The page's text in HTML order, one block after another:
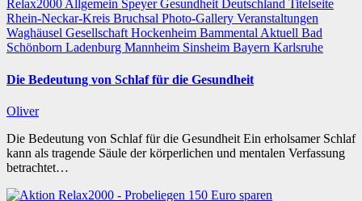
Relax2000 Allgemein SpeyerGesundheit Deutschland Titelseite
Rhein-Neckar-Kreis Bruchsal Photo-Gallery Veranstaltungen
Waghäusel Gesellschaft Hockenheim Bammental Aktuell Bad
Schönborn Ladenburg Mannheim Sinsheim Bayern Karlsruhe
Die Bedeutung von Schlaf für die Gesundheit
Oliver
Die Bedeutung von Schlaf für die Gesundheit Ein erholsamer Schlaf
kann als tragende Säule der körperlichen und mentalen Verfassung
betrachtet…